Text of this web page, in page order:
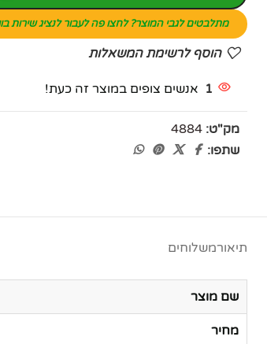
מתלבטים לגבי המוצר? לחצו פה לעבור לנציג שירות
הוסף לרשימת המשאלות
1 אנשים צופים במוצר זה כעת!
מק"ט:4884
שתפו:
תיאורמשלוחים
שם מוצר
מחיר